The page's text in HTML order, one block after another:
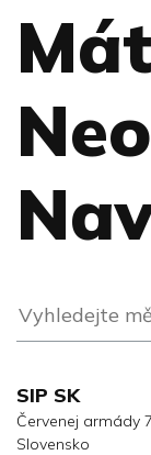
SIP SK
Červenej armády
Slovensko